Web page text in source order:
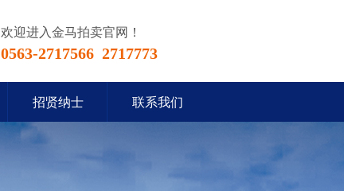
欢迎进入金马拍卖官网！
0563-2717566 2717773
招贤纳士 联系我们